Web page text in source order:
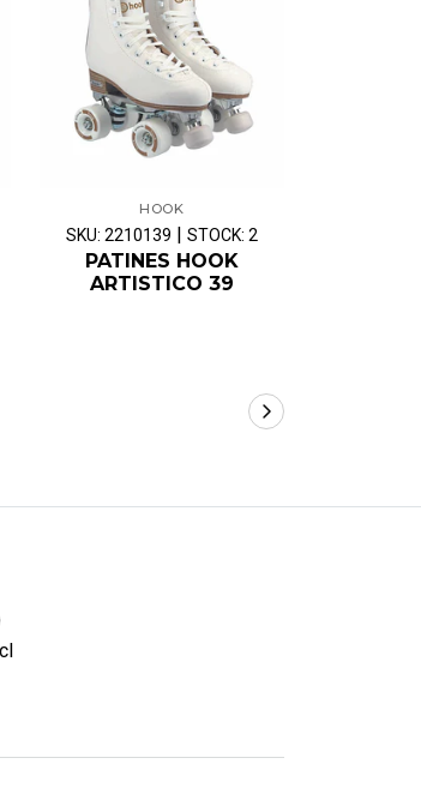
HOOK
SKU: 2210139 | STOCK: 2
PATINES HOOK
ARTISTICO 39